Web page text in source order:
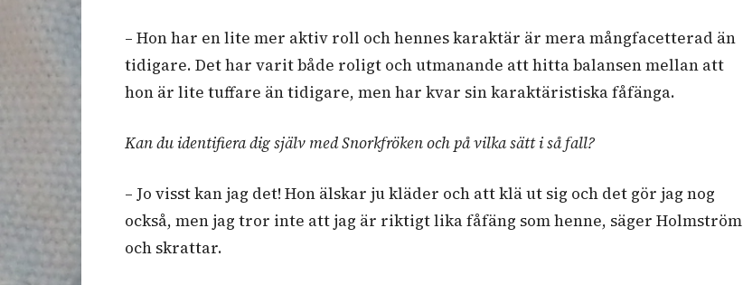
– Hon har en lite mer aktiv roll och hennes karaktär är mera mångfacetterad än
tidigare. Det har varit både roligt och utmanande att hitta balansen mellan att
hon är lite tuffare än tidigare, men har kvar sin karaktäristiska fåfänga.
Kan du identifiera dig själv med Snorkfröken och på vilka sätt i så fall?
– Jo visst kan jag det! Hon älskar ju kläder och att klä ut sig och det gör jag nog
också, men jag tror inte att jag är riktigt lika fåfäng som henne, säger Holmström
och skrattar.